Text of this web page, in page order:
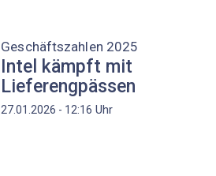
Geschäftszahlen 2025
Intel kämpft mit
Lieferengpässen
27.01.2026 - 12:16 Uhr